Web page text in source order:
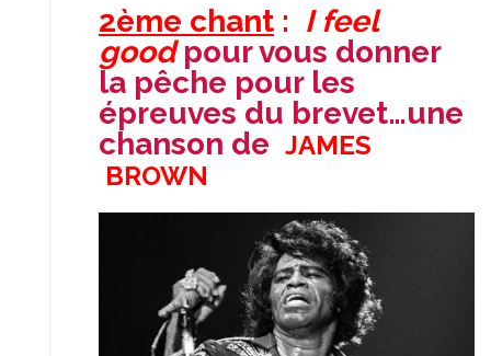
2ème chant : I feel
goodpour vous donner
la pêche pour les
épreuves du brevet…une
chanson de JAMES
BROWN